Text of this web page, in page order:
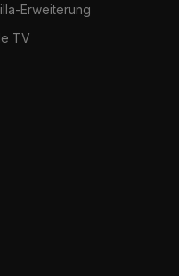
Erweiterung
TV